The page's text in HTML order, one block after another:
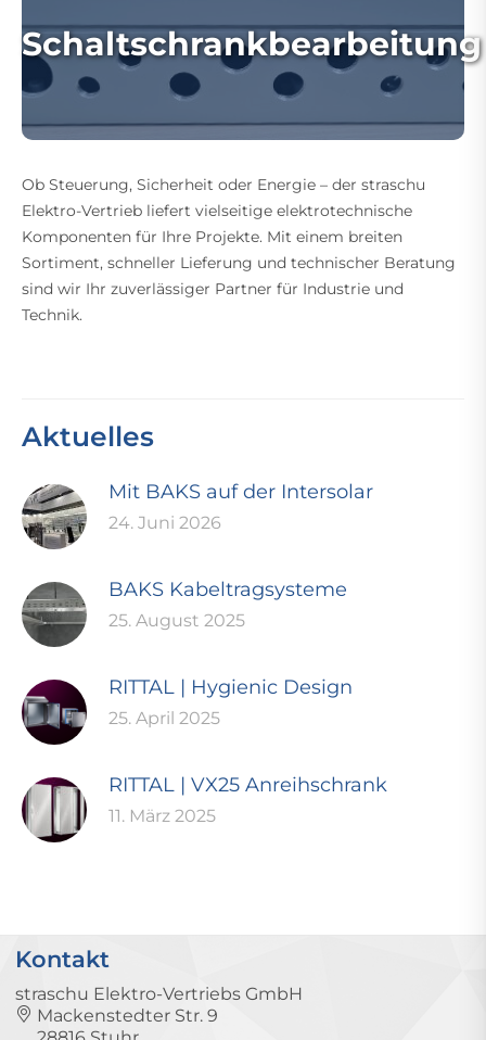
Schaltschrankbearbeitung
Ob Steuerung, Sicherheit oder Energie – der straschu
Elektro-Vertrieb liefert vielseitige elektrotechnische
Komponenten für Ihre Projekte. Mit einem breiten
Sortiment, schneller Lieferung und technischer Beratung
sind wir Ihr zuverlässiger Partner für Industrie und
Technik.
Aktuelles
Mit BAKS auf der Intersolar
24. Juni 2026
BAKS Kabeltragsysteme
25. August 2025
RITTAL | Hygienic Design
25. April 2025
RITTAL | VX25 Anreihschrank
11. März 2025
Kontakt
straschu Elektro-Vertriebs GmbH
Mackenstedter Str. 9